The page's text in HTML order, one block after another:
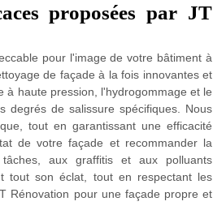
proposées par JT
pour l'image de votre bâtiment à
de façade à la fois innovantes et
à haute pression, l'hydrogommage et le
degrés de salissure spécifiques. Nous
tout en garantissant une efficacité
de votre façade et recommander la
aux graffitis et aux polluants
tout son éclat, tout en respectant les
Rénovation pour une façade propre et